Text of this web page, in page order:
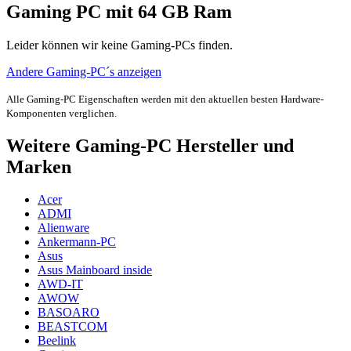
Gaming PC mit 64 GB Ram
Leider können wir keine Gaming-PCs finden.
Andere Gaming-PC´s anzeigen
Alle Gaming-PC Eigenschaften werden mit den aktuellen besten Hardware-
Komponenten verglichen.
Weitere Gaming-PC Hersteller und
Marken
Acer
ADMI
Alienware
Ankermann-PC
Asus
Asus Mainboard inside
AWD-IT
AWOW
BASOARO
BEASTCOM
Beelink